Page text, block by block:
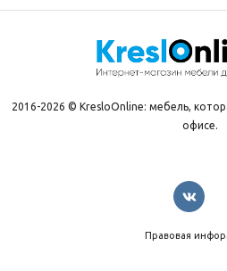
2016-2026 © KresloOnline: мебель,
офисе.
Правовая